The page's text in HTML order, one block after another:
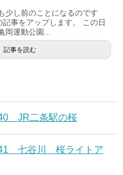
し前のことになるのです
記事をアップします。 この日
岡運動公園...
記事を読む
JR二条駅の桜
七谷川 桜ライトア